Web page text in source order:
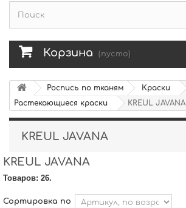
Корзина (пусто)
Роспись по тканям
Краски
Растекающиеся краски
KREUL JAVANA
KREUL JAVANA
KREUL JAVANA
Товаров: 26.
Сортировка по